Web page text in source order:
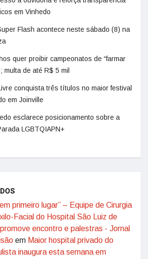
em Vinhedo
Flash acontece neste sábado (8) na
quer proibir campeonatos de “farmar
multa de até R$ 5 mil
conquista três títulos no maior festival
em Joinville
esclarece posicionamento sobre a
LGBTQIAPN+
primeiro lugar” – Equipe de Cirurgia
Facial do Hospital São Luiz de
encontro e palestras - Jornal
em Maior hospital privado do
inaugura esta semana em